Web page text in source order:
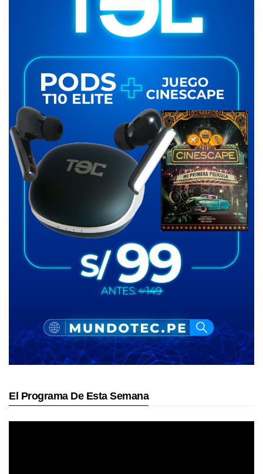
El Programa De Esta Semana